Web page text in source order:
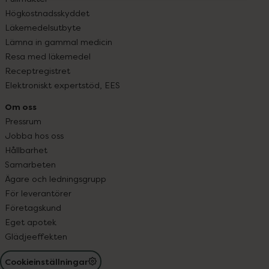
Högkostnadsskyddet
Läkemedelsutbyte
Lämna in gammal medicin
Resa med läkemedel
Receptregistret
Elektroniskt expertstöd, EES
Om oss
Pressrum
Jobba hos oss
Hållbarhet
Samarbeten
Ägare och ledningsgrupp
För leverantörer
Företagskund
Eget apotek
Glädjeeffekten
Cookieinställningar